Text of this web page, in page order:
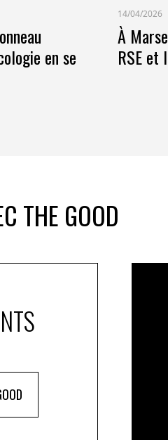
BUT,
Care &
L’Oréal
sont réjouies
pour
travail ne se
en se
14/04/2026
À
RSE
THE GOOD